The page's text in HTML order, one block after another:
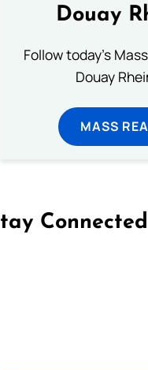
Douay
Follow today's
Douay
MASS
Connected